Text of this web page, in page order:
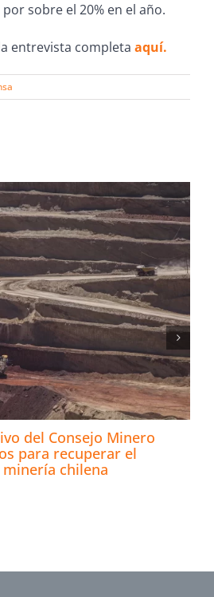
sobre el 20% en el año.
entrevista completa aquí.
del Consejo Minero
para recuperar el
chilena